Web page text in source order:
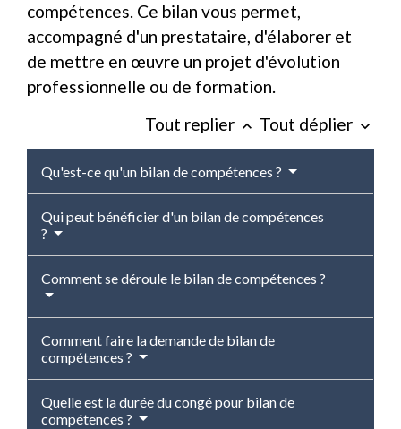
compétences. Ce bilan vous permet,
accompagné d'un prestataire, d'élaborer et
de mettre en œuvre un projet d'évolution
professionnelle ou de formation.
Tout replier keyboard_arrow_up Tout déplier keyboard_arrow_down
Qu'est-ce qu'un bilan de compétences ?
Qui peut bénéficier d'un bilan de compétences
?
Comment se déroule le bilan de compétences ?
Comment faire la demande de bilan de
compétences ?
Quelle est la durée du congé pour bilan de
compétences ?